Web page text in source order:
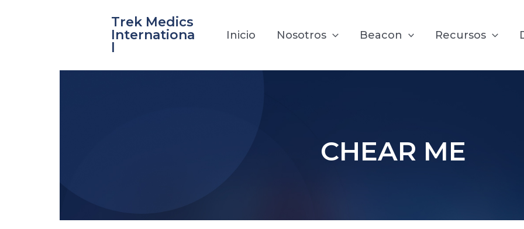
Trek Medics
Internationa
Inicio Nosotros Beacon Recursos
CHEAR ME